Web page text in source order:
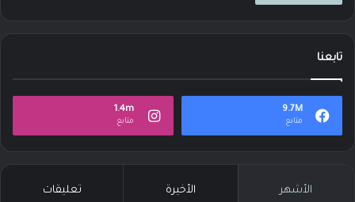
تابعنا
9.7M
متابع
1.4m
متابع
الأشهر الأخيرة تعليقات